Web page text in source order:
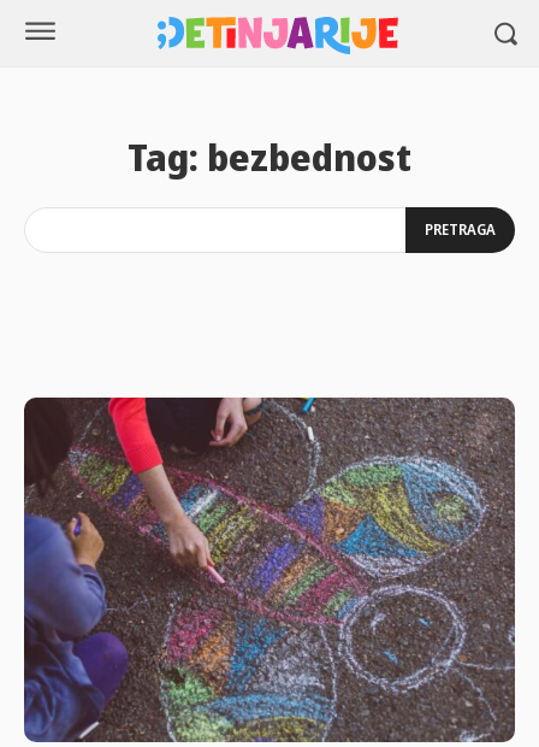
Tag: bezbednost
PRETRAGA